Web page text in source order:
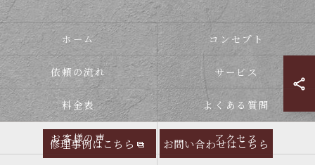
修理事例はこちら お問い合わせはこちら
ホーム コンセプト
依頼の流れ サービス
料金表 よくある質問
お客様の声 アクセス